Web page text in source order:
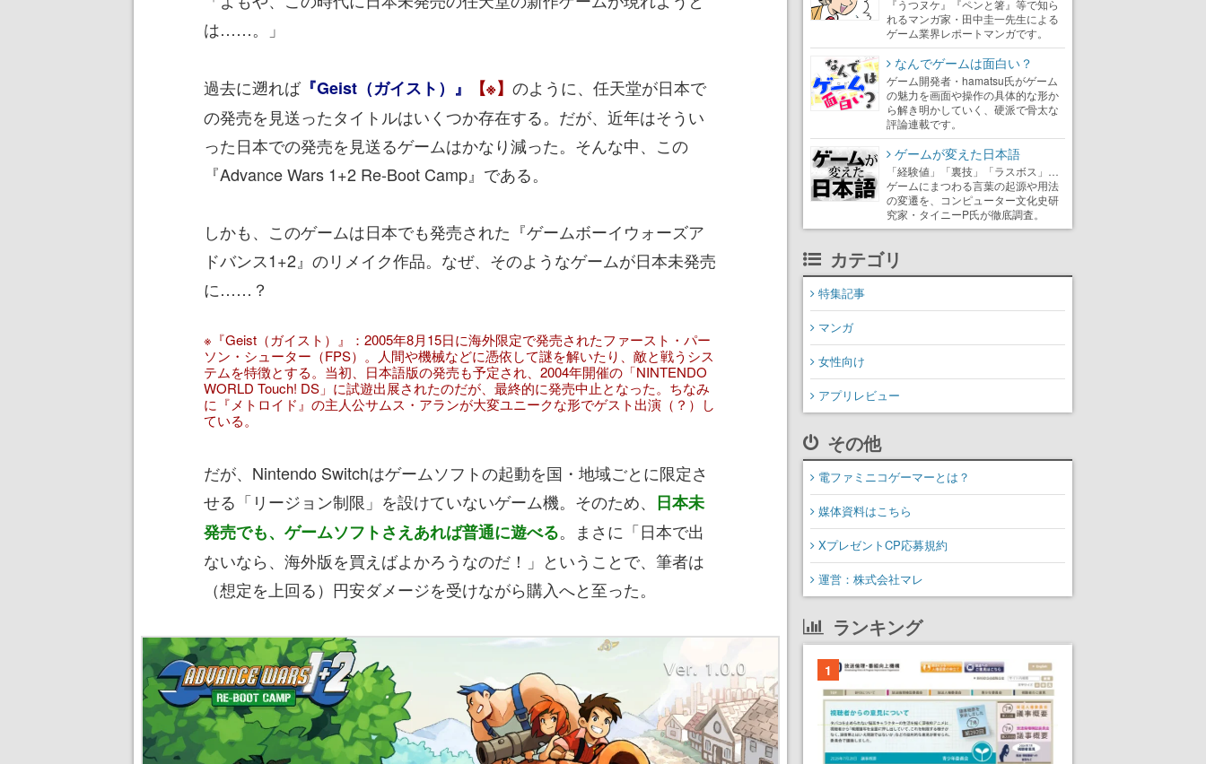
は……。」
過去に遡れば『Geist（ガイスト）』 【※】 のように、任天堂が日本で
の発売を見送ったタイトルはいくつか存在する。だが、近年はそうい
った日本での発売を見送るゲームはかなり減った。そんな中、この
『Advance Wars 1+2 Re-Boot Camp』である。
しかも、このゲームは日本でも発売された『ゲームボーイウォーズア
ドバンス1+2』のリメイク作品。なぜ、そのようなゲームが日本未発売
に……？
※『Geist（ガイスト）』：2005年8月15日に海外限定で発売されたファースト・パー
ソン・シューター（FPS）。人間や機械などに憑依して謎を解いたり、敵と戦うシス
テムを特徴とする。当初、日本語版の発売も予定され、2004年開催の「NINTENDO
WORLD Touch! DS」に試遊出展されたのだが、最終的に発売中止となった。ちなみ
に『メトロイド』の主人公サムス・アランが大変ユニークな形でゲスト出演（？）し
ている。
だが、Nintendo Switchはゲームソフトの起動を国・地域ごとに限定さ
せる「リージョン制限」を設けていないゲーム機。そのため、 日本未
発売でも、ゲームソフトさえあれば普通に遊べる。まさに「日本で出
ないなら、海外版を買えばよかろうなのだ！」ということで、筆者は
（想定を上回る）円安ダメージを受けながら購入へと至った。
『うつヌケ』『ペンと箸』等で知ら
れるマンガ家・田中圭一先生による
ゲーム業界レポートマンガです。
なんでゲームは面白い？
ゲーム開発者・hamatsu氏がゲーム
の魅力を画面や操作の具体的な形か
ら解き明かしていく、硬派で骨太な
評論連載です。
ゲームが変えた日本語
「経験値」「裏技」「ラスボス」…
ゲームにまつわる言葉の起源や用法
の変遷を、コンピューター文化史研
究家・タイニーP氏が徹底調査。
カテゴリ
特集記事
マンガ
女性向け
アプリレビュー
その他
電ファミニコゲーマーとは？
媒体資料はこちら
XプレゼントCP応募規約
運営：株式会社マレ
ランキング
1